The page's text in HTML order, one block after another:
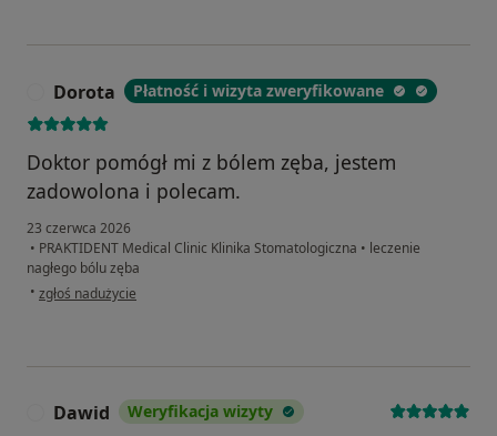
Dorota Płatność i wizyta zweryfikowane
Doktor pomógł mi z bólem zęba, jestem
zadowolona i polecam.
23 czerwca 2026
• PRAKTIDENT Medical Clinic Klinika Stomatologiczna • leczenie
nagłego bólu zęba
• w opinii użytkownika Dorota
zgłoś nadużycie
Dawid Weryfikacja wizyty